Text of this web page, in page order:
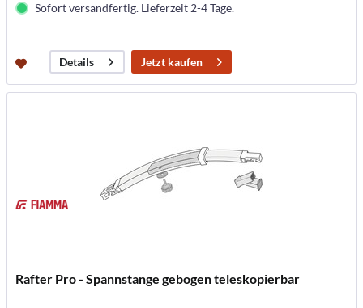
Sofort versandfertig. Lieferzeit 2-4 Tage.
Details Jetzt kaufen
Rafter Pro - Spannstange gebogen teleskopierbar